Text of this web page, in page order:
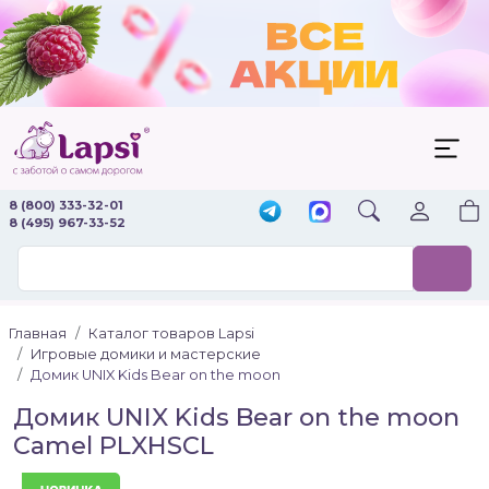
8 (800) 333-32-01
8 (495) 967-33-52
Главная
Каталог товаров Lapsi
Игровые домики и мастерские
Домик UNIX Kids Bear on the moon
Домик UNIX Kids Bear on the moon
Camel PLXHSCL